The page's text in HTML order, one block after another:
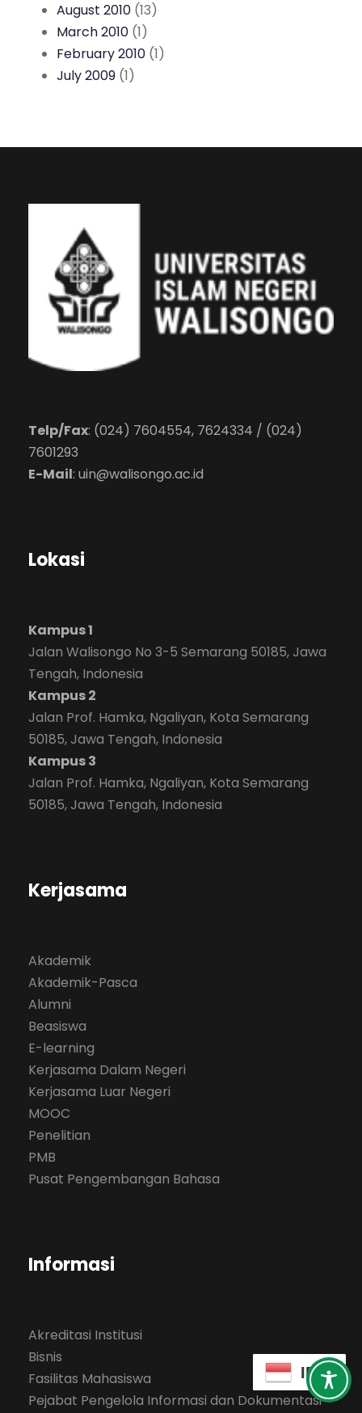
August 2010 (13)
March 2010 (1)
February 2010 (1)
July 2009 (1)
Telp/Fax: (024) 7604554, 7624334 / (024)
7601293
E-Mail: uin@walisongo.ac.id
Lokasi
Kampus 1
Jalan Walisongo No 3-5 Semarang 50185, Jawa
Tengah, Indonesia
Kampus 2
Jalan Prof. Hamka, Ngaliyan, Kota Semarang
50185, Jawa Tengah, Indonesia
Kampus 3
Jalan Prof. Hamka, Ngaliyan, Kota Semarang
50185, Jawa Tengah, Indonesia
Kerjasama
Akademik
Akademik-Pasca
Alumni
Beasiswa
E-learning
Kerjasama Dalam Negeri
Kerjasama Luar Negeri
MOOC
Penelitian
PMB
Pusat Pengembangan Bahasa
Informasi
Akreditasi Institusi
Bisnis
Fasilitas Mahasiswa
Pejabat Pengelola Informasi dan Dokumentasi
ID